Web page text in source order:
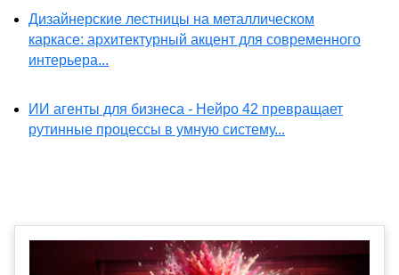
Дизайнерские лестницы на металлическом
каркасе: архитектурный акцент для современного
интерьера...
ИИ агенты для бизнеса - Нейро 42 превращает
рутинные процессы в умную систему...